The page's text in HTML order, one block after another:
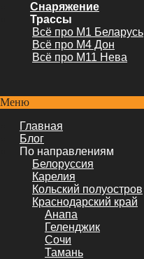
Снаряжение
Трассы
Всё про М1 Беларусь
Всё про М4 Дон
Всё про М11 Нева
Меню
Главная
Блог
По направлениям
Белоруссия
Карелия
Кольский полуостров
Краснодарский край
Анапа
Геленджик
Сочи
Тамань